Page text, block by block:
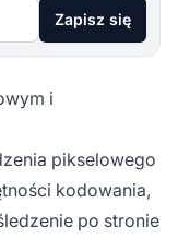
Zapisz się
i
pikselowego
kodowania,
po stronie